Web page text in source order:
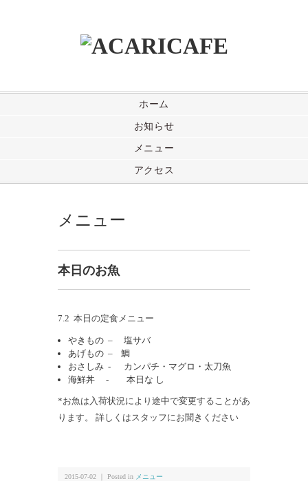
ホーム
お知らせ
メニュー
アクセス
メニュー
本日のお魚
7.2 本日の定食メニュー
やきもの – 塩サバ
あげもの – 鯛
おさしみ - カンパチ・マグロ・太刀魚
海鮮丼 - 本日な し
*お魚は入荷状況により途中で変更することがあ
ります。 詳しくはスタッフにお聞きください
2015-07-02 ｜ Posted in メニュー